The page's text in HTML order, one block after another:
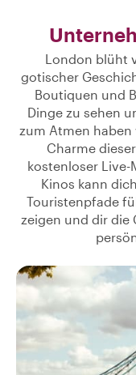
London blüht
gotischer
Boutiquen und
Dinge zu sehen
zum Atmen haben
Charme
kostenloser
Kinos kann
Touristenpfade
zeigen und dir die